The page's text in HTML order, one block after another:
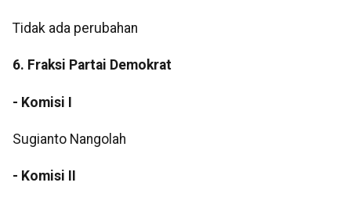
Tidak ada perubahan
6. Fraksi Partai Demokrat
- Komisi I
Sugianto Nangolah
- Komisi II